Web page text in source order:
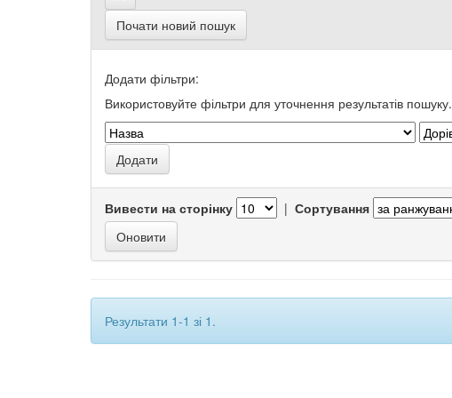
Почати новий пошук
Додати фільтри:
Використовуйте фільтри для уточнення результатів пошуку.
Вивести на сторінку | Сортування
Результати 1-1 зі 1.